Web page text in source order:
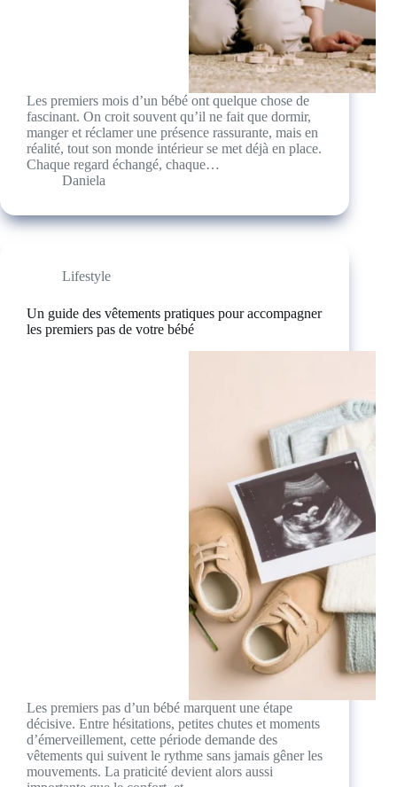
Les premiers mois d’un bébé ont quelque chose de
fascinant. On croit souvent qu’il ne fait que dormir,
manger et réclamer une présence rassurante, mais en
réalité, tout son monde intérieur se met déjà en place.
Chaque regard échangé, chaque…
Daniela
Lifestyle
Un guide des vêtements pratiques pour accompagner
les premiers pas de votre bébé
Les premiers pas d’un bébé marquent une étape
décisive. Entre hésitations, petites chutes et moments
d’émerveillement, cette période demande des
vêtements qui suivent le rythme sans jamais gêner les
mouvements. La praticité devient alors aussi